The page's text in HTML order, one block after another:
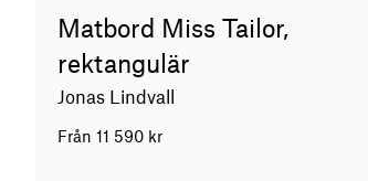
Matbord Miss Tailor,
rektangulär
Jonas Lindvall
Från 11 590 kr